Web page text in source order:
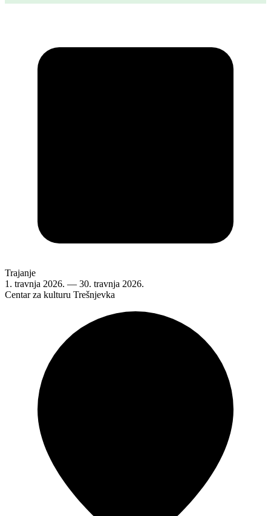
Trajanje
1. travnja 2026. — 30. travnja 2026.
Centar za kulturu Trešnjevka